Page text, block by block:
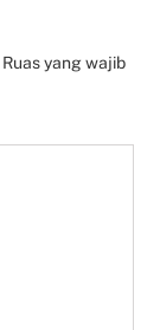
Ruas yang wajib